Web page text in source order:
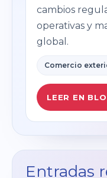
cambios
operativas y
global.
Comercio
LEER EN
Entradas